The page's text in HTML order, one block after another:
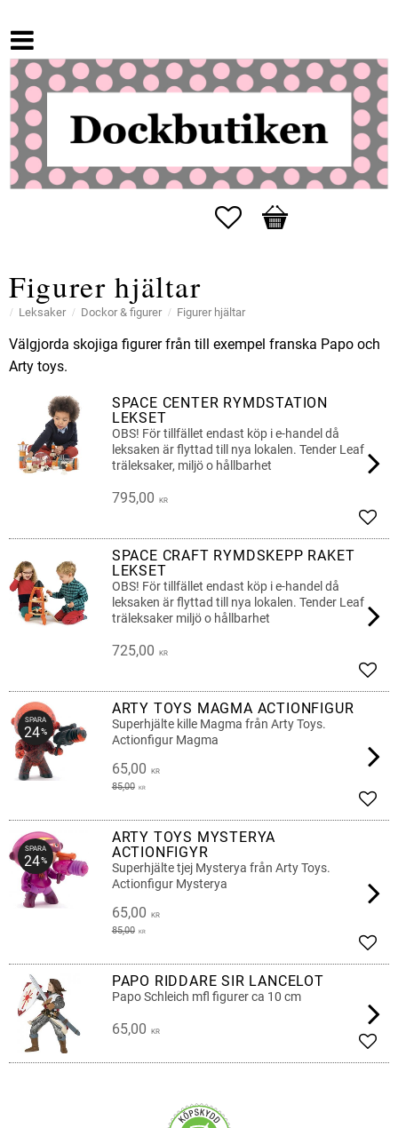
Favoriter
Kundvagn
Figurer hjältar
Leksaker Dockor & figurer Figurer hjältar
Välgjorda skojiga figurer från till exempel franska Papo och
Arty toys.
SPACE CENTER RYMDSTATION
LEKSET
OBS! För tillfället endast köp i e-handel då
leksaken är flyttad till nya lokalen. Tender Leaf
träleksaker, miljö o hållbarhet
795,00 KR
SPACE CRAFT RYMDSKEPP RAKET
LEKSET
OBS! För tillfället endast köp i e-handel då
leksaken är flyttad till nya lokalen. Tender Leaf
träleksaker miljö o hållbarhet
725,00 KR
ARTY TOYS MAGMA ACTIONFIGUR
Superhjälte kille Magma från Arty Toys.
Actionfigur Magma
65,00 KR
85,00 KR
SPARA
24%
ARTY TOYS MYSTERYA
ACTIONFIGYR
Superhjälte tjej Mysterya från Arty Toys.
Actionfigur Mysterya
65,00 KR
85,00 KR
SPARA
24%
PAPO RIDDARE SIR LANCELOT
Papo Schleich mfl figurer ca 10 cm
65,00 KR